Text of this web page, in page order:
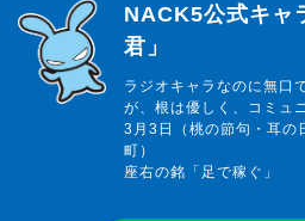
らじっと君
NACK5公式キャ
君」
ラジオキャラなのに無口
が、根は優しく、コミュ
3月3日（桃の節句・耳の
町）
座右の銘「足で稼ぐ」